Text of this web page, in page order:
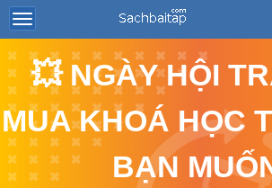
💥 NGÀY HỘI
MUA KHOÁ HỌC
BẠN